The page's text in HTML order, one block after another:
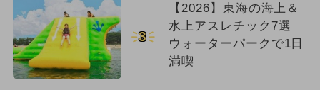
3
【2026】東海の海上＆
水上アスレチック7選
ウォーターパークで1日
満喫